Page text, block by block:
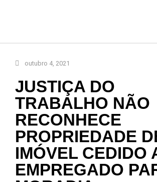
outubro 4, 2021
JUSTIÇA DO
TRABALHO NÃO
RECONHECE
PROPRIEDADE
IMÓVEL CEDIDO
EMPREGADO